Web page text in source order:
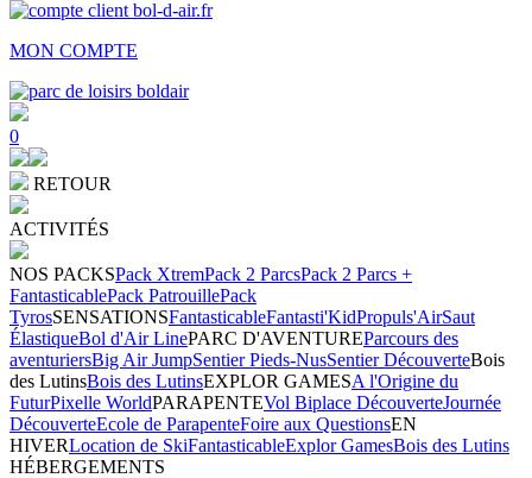
MON COMPTE
0
RETOUR
ACTIVITÉS
NOS PACKSPack XtremPack 2 ParcsPack 2 Parcs +
FantasticablePack PatrouillePack
TyrosSENSATIONSFantasticableFantasti'KidPropuls'AirSaut
ÉlastiqueBol d'Air LinePARC D'AVENTUREParcours des
aventuriersBig Air JumpSentier Pieds-NusSentier DécouverteBois
des LutinsBois des LutinsEXPLOR GAMESA l'Origine du
FuturPixelle WorldPARAPENTEVol Biplace DécouverteJournée
DécouverteEcole de ParapenteFoire aux QuestionsEN
HIVERLocation de SkiFantasticableExplor GamesBois des Lutins
HÉBERGEMENTS